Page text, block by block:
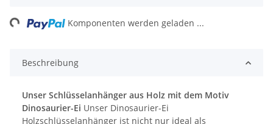
Komponenten werden geladen ...
Beschreibung
Unser Schlüsselanhänger aus Holz mit dem Motiv
Dinosaurier-Ei Unser Dinosaurier-Ei
Holzschlüsselanhänger ist nicht nur ideal als